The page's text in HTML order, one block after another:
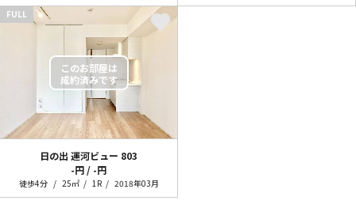
FULL
日の出 運河ビュー 803
-円 / -円
徒歩4分 25㎡ 1R 2018年03月